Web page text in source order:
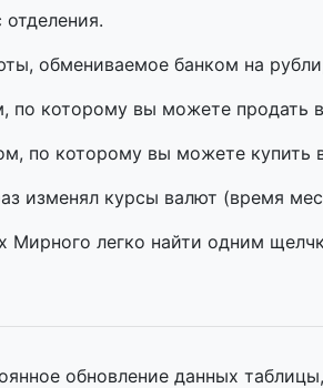
обмениваемое банком на
по которому вы можете продать
по которому вы можете купить
изменял курсы валют (время
Мирного легко найти одним
обновление данных